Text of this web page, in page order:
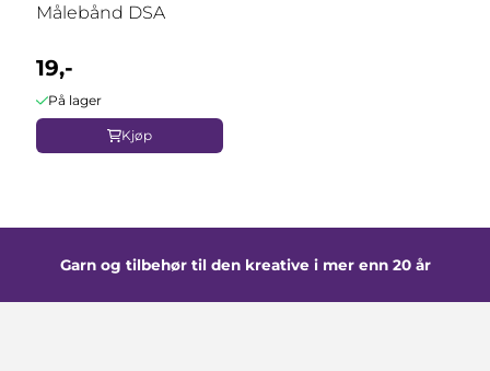
Målebånd DSA
19,-
På lager
Kjøp
Garn og tilbehør til den kreative i mer enn 20 år